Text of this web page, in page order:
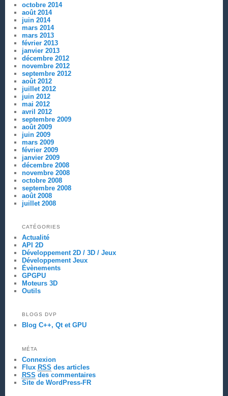
octobre 2014
août 2014
juin 2014
mars 2014
mars 2013
février 2013
janvier 2013
décembre 2012
novembre 2012
septembre 2012
août 2012
juillet 2012
juin 2012
mai 2012
avril 2012
septembre 2009
août 2009
juin 2009
mars 2009
février 2009
janvier 2009
décembre 2008
novembre 2008
octobre 2008
septembre 2008
août 2008
juillet 2008
CATÉGORIES
Actualité
API 2D
Développement 2D / 3D / Jeux
Développement Jeux
Évènements
GPGPU
Moteurs 3D
Outils
BLOGS DVP
Blog C++, Qt et GPU
MÉTA
Connexion
Flux RSS des articles
RSS des commentaires
Site de WordPress-FR